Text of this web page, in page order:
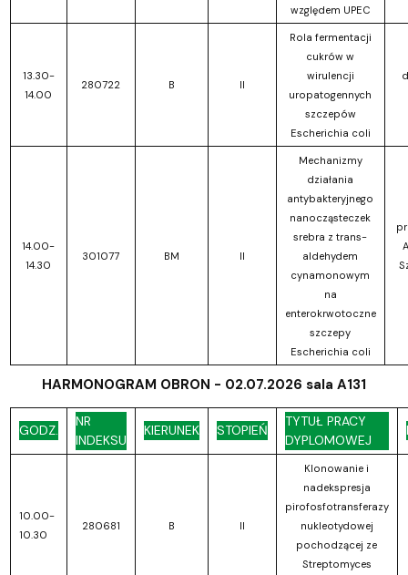
względem UPEC
13.30-
14.00
280722 B II
Rola fermentacji
cukrów w
wirulencji
uropatogennych
szczepów
Escherichia coli
14.00-
14.30
301077 BM II
Mechanizmy
działania
antybakteryjnego
nanocząsteczek
srebra z trans-
aldehydem
cynamonowym
na
enterokrwotoczne
szczepy
Escherichia coli
HARMONOGRAM OBRON - 02.07.2026 sala A131
GODZ.
NR
INDEKSU
KIERUNEK STOPIEŃ
TYTUŁ PRACY
DYPLOMOWEJ
10.00-
10.30
280681 B II
Klonowanie i
nadekspresja
pirofosfotransferazy
nukleotydowej
pochodzącej ze
Streptomyces